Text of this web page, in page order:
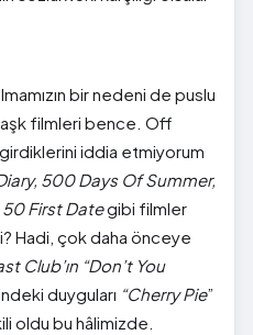
bir nedeni de puslu
aşk filmleri bence. Off
iddia etmiyorum
500 Days Of Summer,
First Dategibi filmler
Hadi, çok daha önceye
Club’ın “Don’t You
duyguları “Cherry Pie”
oldu bu hâlimizde.